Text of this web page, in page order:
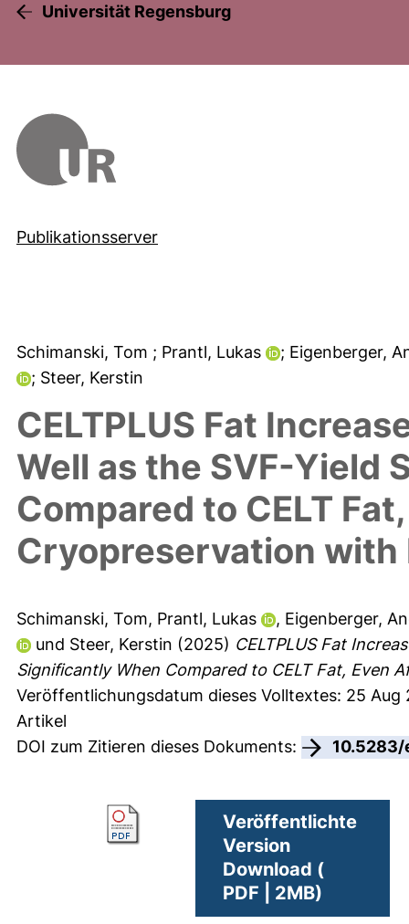
Universität Regensburg
Publikationsserver
Schimanski, Tom ; Prantl, Lukas
; Eigenberger,
; Steer, Kerstin
CELTPLUS Fat
Well as the SVF-Yield
Compared to CELT
Cryopreservation with
Schimanski, Tom, Prantl, Lukas , Eigenberger,
und Steer, Kerstin (2025) CELTPLUS Fat
Significantly When Compared to CELT Fat, Even
Veröffentlichungsdatum dieses Volltextes: 25 Aug
Artikel
DOI zum Zitieren dieses Dokuments:
Veröffentlichte
Version
Download (
PDF | 2MB)